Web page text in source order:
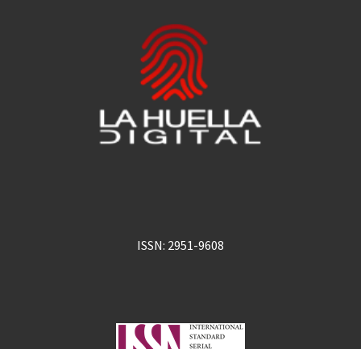
ISSN: 2951-9608